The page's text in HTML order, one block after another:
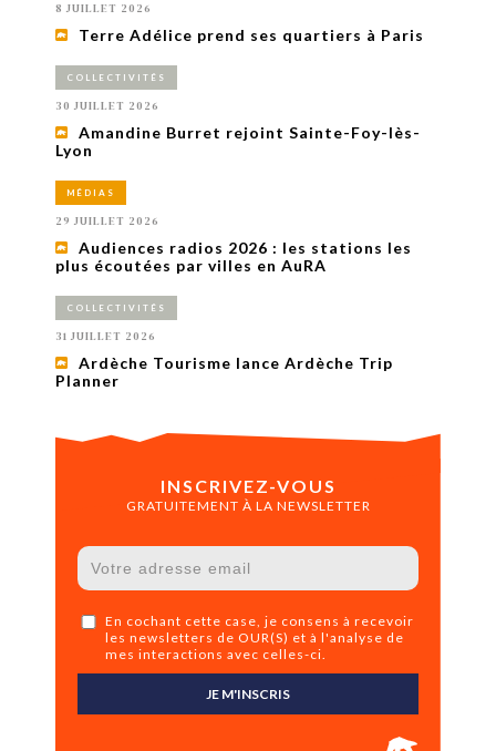
8 JUILLET 2026
Terre Adélice prend ses quartiers à Paris
COLLECTIVITÉS
30 JUILLET 2026
Amandine Burret rejoint Sainte-Foy-lès-
Lyon
MÉDIAS
29 JUILLET 2026
Audiences radios 2026 : les stations les
plus écoutées par villes en AuRA
COLLECTIVITÉS
31 JUILLET 2026
Ardèche Tourisme lance Ardèche Trip
Planner
INSCRIVEZ-VOUS
GRATUITEMENT À LA NEWSLETTER
En cochant cette case, je consens à recevoir
les newsletters de OUR(S) et à l'analyse de
mes interactions avec celles-ci.
JE M'INSCRIS